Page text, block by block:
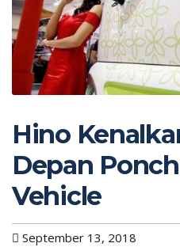
Hino
Depan
Vehicle
September 13, 2018